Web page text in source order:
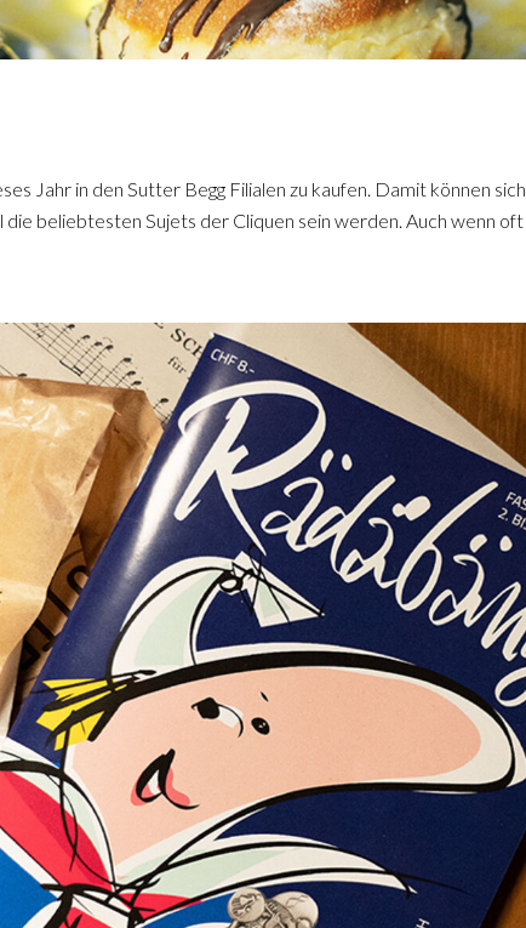
Jahr in den Sutter Begg Filialen zu kaufen. Damit können sich
beliebtesten Sujets der Cliquen sein werden. Auch wenn oft